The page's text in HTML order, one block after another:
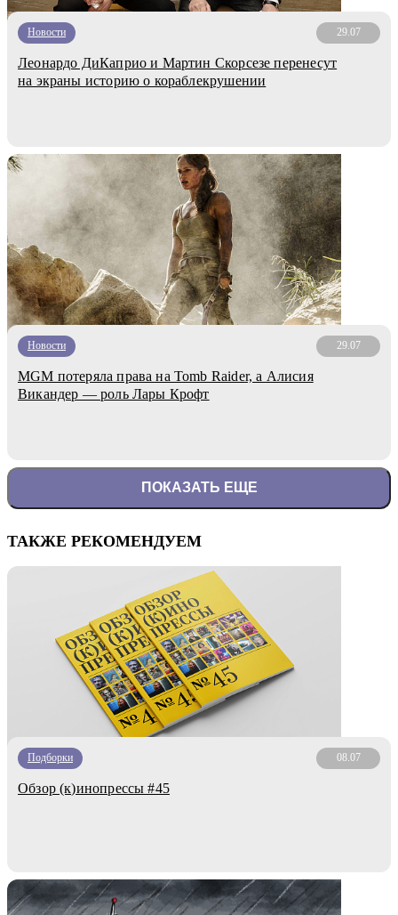
Новости 29.07
Леонардо ДиКаприо и Мартин Скорсезе перенесут
на экраны историю о кораблекрушении
Новости 29.07
MGM потеряла права на Tomb Raider, а Алисия
Викандер — роль Лары Крофт
ПОКАЗАТЬ ЕЩЕ
ТАКЖЕ РЕКОМЕНДУЕМ
Подборки 08.07
Обзор (к)инопрессы #45